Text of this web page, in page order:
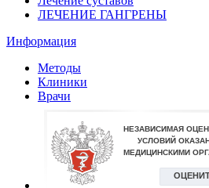
ЛЕЧЕНИЕ ГАНГРЕНЫ
Информация
Методы
Клиники
Врачи